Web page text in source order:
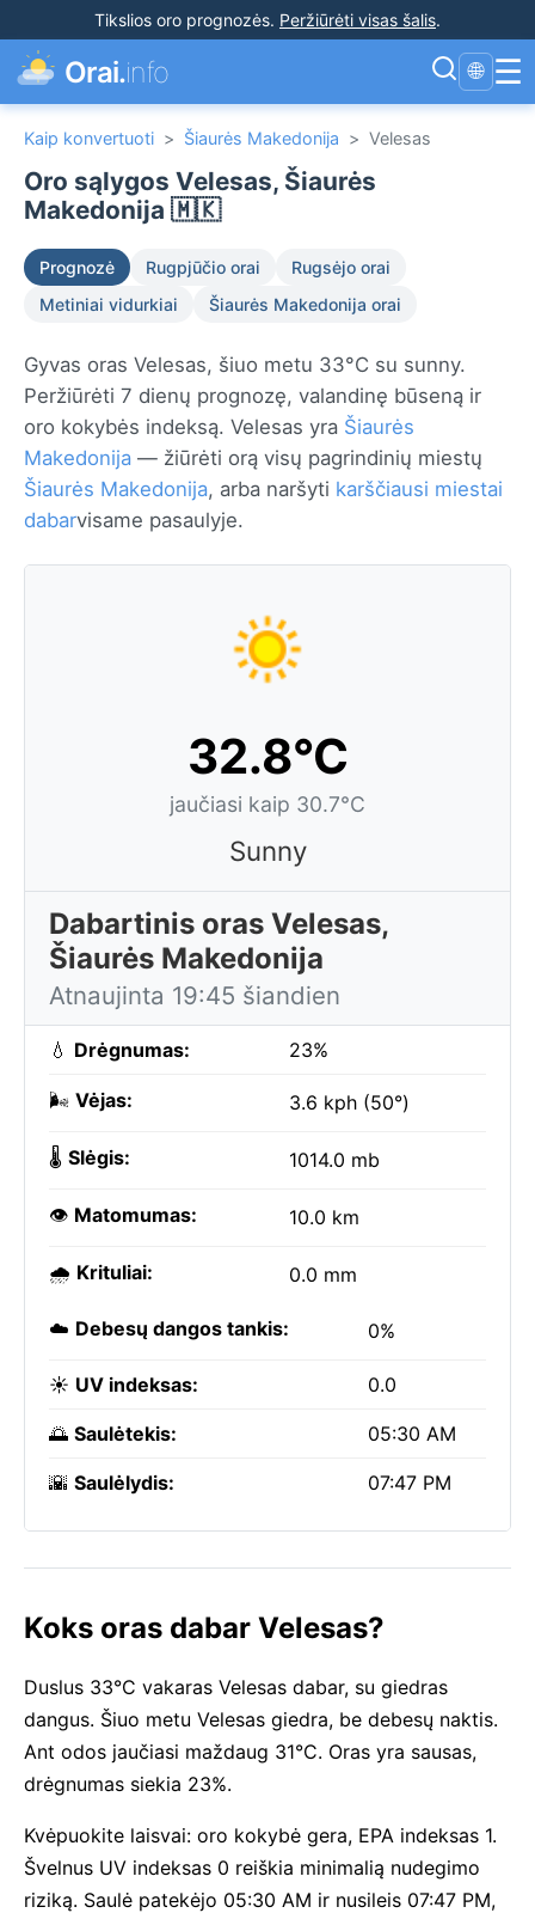
Tikslios oro prognozės. Peržiūrėti visas šalis.
Orai.info 🌐 ☰
Kaip konvertuoti > Šiaurės Makedonija > Velesas
Oro sąlygos Velesas, Šiaurės
Makedonija 🇲🇰
Prognozė Rugpjūčio orai
Rugsėjo orai
Metiniai vidurkiai
Šiaurės Makedonija orai
Gyvas oras Velesas, šiuo metu 33°C su sunny.
Peržiūrėti 7 dienų prognozę, valandinę būseną ir
oro kokybės indeksą. Velesas yra Šiaurės
Makedonija — žiūrėti orą visų pagrindinių miestų
Šiaurės Makedonija, arba naršyti karščiausi miestai
dabarvisame pasaulyje.
32.8°C
jaučiasi kaip 30.7°C
Sunny
Dabartinis oras Velesas,
Šiaurės Makedonija
Atnaujinta 19:45 šiandien
💧 Drėgnumas: 23%
🌬️ Vėjas: 3.6 kph (50°)
🌡️ Slėgis: 1014.0 mb
👁️ Matomumas: 10.0 km
🌧️ Krituliai: 0.0 mm
☁️ Debesų dangos tankis: 0%
☀️ UV indeksas: 0.0
🌅 Saulėtekis: 05:30 AM
🌇 Saulėlydis: 07:47 PM
Koks oras dabar Velesas?
Duslus 33°C vakaras Velesas dabar, su giedras
dangus. Šiuo metu Velesas giedra, be debesų naktis.
Ant odos jaučiasi maždaug 31°C. Oras yra sausas,
drėgnumas siekia 23%.
Kvėpuokite laisvai: oro kokybė gera, EPA indeksas 1.
Švelnus UV indeksas 0 reiškia minimalią nudegimo
riziką. Saulė patekėjo 05:30 AM ir nusileis 07:47 PM,